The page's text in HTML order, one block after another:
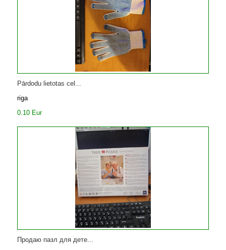
Pārdodu lietotas cel...
riga
0.10 Eur
Продаю пазл для дете...